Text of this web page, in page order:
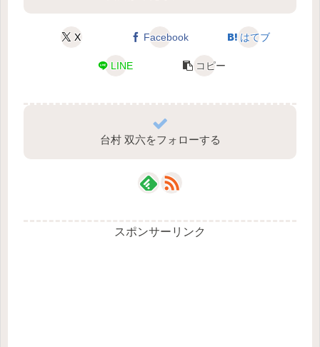
X Facebook はてブ
LINE コピー
台村 双六をフォローする
スポンサーリンク